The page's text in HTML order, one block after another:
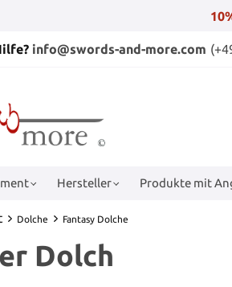
info@swords-and-more.com
Hersteller Produkte mit
Dolche Fantasy Dolche
Dolch